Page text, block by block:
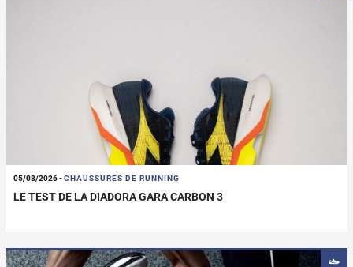
05/08/2026-CHAUSSURES DE RUNNING
LE TEST DE LA DIADORA GARA CARBON 3